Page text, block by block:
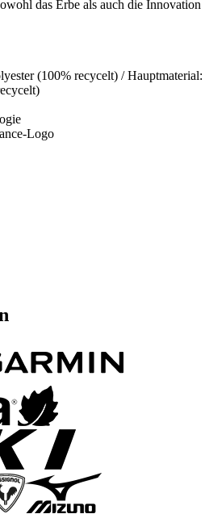
das Erbe als auch die Innovation
(100% recycelt) / Hauptmaterial:
Logo